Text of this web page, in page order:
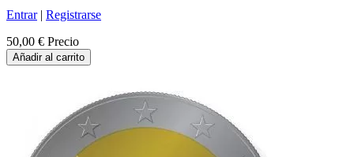
Entrar| Registrarse
50,00 € Precio
Añadir al carrito